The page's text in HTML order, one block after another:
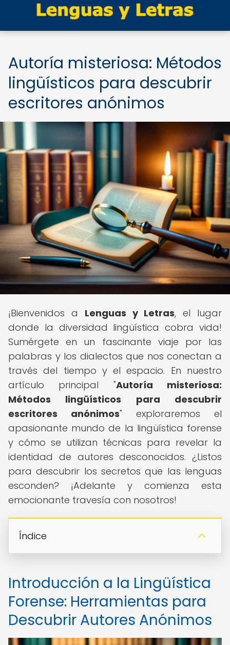
Autoría misteriosa: Métodos
lingüísticos para descubrir
escritores anónimos
¡Bienvenidos a Lenguas y Letras, el lugar
donde la diversidad lingüística cobra vida!
Sumérgete en un fascinante viaje por las
palabras y los dialectos que nos conectan a
través del tiempo y el espacio. En nuestro
artículo principal "Autoría misteriosa:
Métodos lingüísticos para descubrir
escritores anónimos" exploraremos el
apasionante mundo de la lingüística forense
y cómo se utilizan técnicas para revelar la
identidad de autores desconocidos. ¿Listos
para descubrir los secretos que las lenguas
esconden? ¡Adelante y comienza esta
emocionante travesía con nosotros!
Índice
Introducción a la Lingüística
Forense: Herramientas para
Descubrir Autores Anónimos